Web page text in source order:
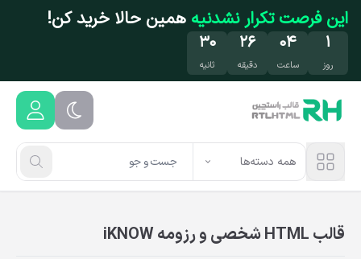
رفتن به محتوای اصلی
این فرصت تکرار نشدنیه همین حالا خرید کن!
۱
روز
۰۴
ساعت
۲۶
دقیقه
۳۰
ثانیه
همه دسته‌ها
قالب HTML شخصی و رزومه iKNOW